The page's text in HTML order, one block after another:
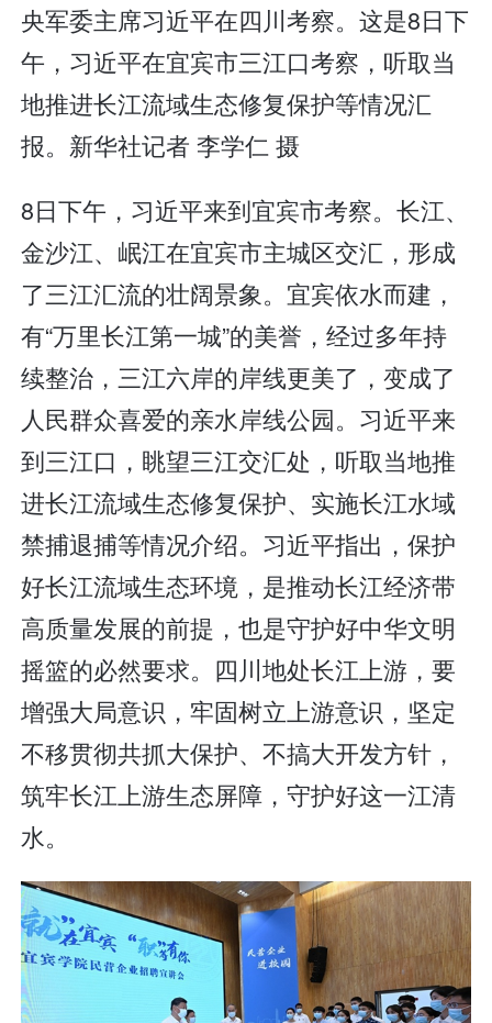
央军委主席习近平在四川考察。这是8日下
午，习近平在宜宾市三江口考察，听取当
地推进长江流域生态修复保护等情况汇
报。新华社记者 李学仁 摄
8日下午，习近平来到宜宾市考察。长江、
金沙江、岷江在宜宾市主城区交汇，形成
了三江汇流的壮阔景象。宜宾依水而建，
有“万里长江第一城”的美誉，经过多年持
续整治，三江六岸的岸线更美了，变成了
人民群众喜爱的亲水岸线公园。习近平来
到三江口，眺望三江交汇处，听取当地推
进长江流域生态修复保护、实施长江水域
禁捕退捕等情况介绍。习近平指出，保护
好长江流域生态环境，是推动长江经济带
高质量发展的前提，也是守护好中华文明
摇篮的必然要求。四川地处长江上游，要
增强大局意识，牢固树立上游意识，坚定
不移贯彻共抓大保护、不搞大开发方针，
筑牢长江上游生态屏障，守护好这一江清
水。